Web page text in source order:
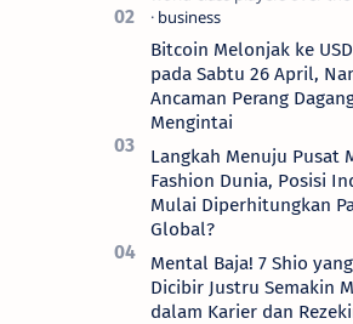
although not all of them
grade at the Emirates. For every Tony
Ada…
Bitcoin Melonjak ke
pada Sabtu 26 April,
Ancaman Perang
Mengintai
Langkah Menuju Pusat
Fashion Dunia, Posisi
Mulai Diperhitungkan
Global?
Mental Baja! 7 Shio
Dicibir Justru Semakin
dalam Karier dan